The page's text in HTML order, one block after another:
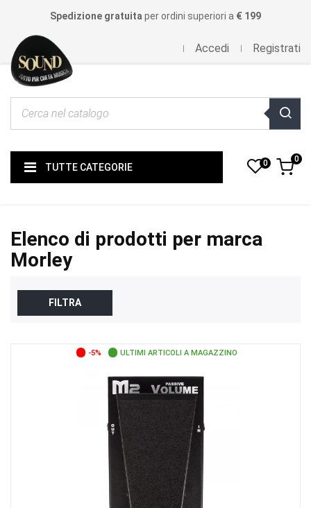
Spedizione gratuita per ordini superiori a € 199
Accedi Registrati
TUTTE CATEGORIE 0 0
Elenco di prodotti per marca
Morley
FILTRA
-5% ULTIMI ARTICOLI A MAGAZZINO